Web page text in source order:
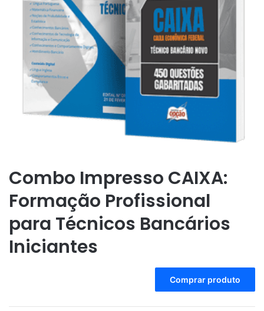
Combo Impresso CAIXA:
Formação Profissional
para Técnicos Bancários
Iniciantes
Comprar produto